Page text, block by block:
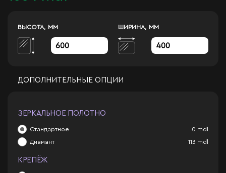
ВЫСОТА, ММ ШИРИНА, ММ
ДОПОЛНИТЕЛЬНЫЕ ОПЦИИ
ЗЕРКАЛЬНОЕ ПОЛОТНО
Стандартное 0 mdl
Диамант 113 mdl
КРЕПЁЖ